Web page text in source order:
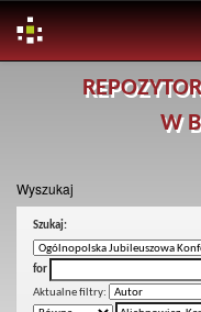
W
Wyszukaj
Szukaj:
for
Aktualne filtry: